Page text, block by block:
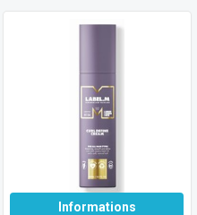
Informations